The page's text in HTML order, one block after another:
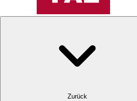
Zurück